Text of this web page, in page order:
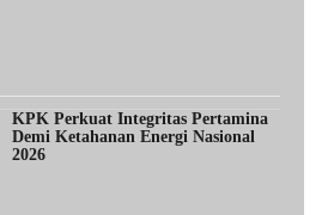
KPK Perkuat Integritas Pertamina
Demi Ketahanan Energi Nasional
2026